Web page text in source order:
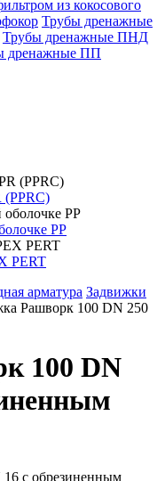
из кокосового
Трубы дренажные
Трубы дренажные ПНД
дренажные ПП
(PPRC)
PP
PERT
арматура Задвижки
Рашворк 100 DN 250
100 DN